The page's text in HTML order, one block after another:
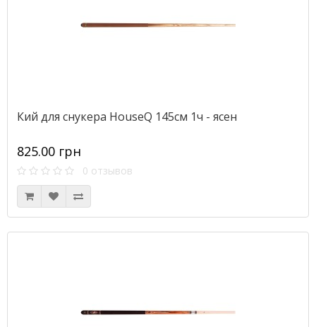
Кий для снукера HouseQ 145см 1ч - ясен
825.00 грн
0 отзывов